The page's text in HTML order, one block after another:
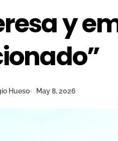
y
Hueso May 8, 2026